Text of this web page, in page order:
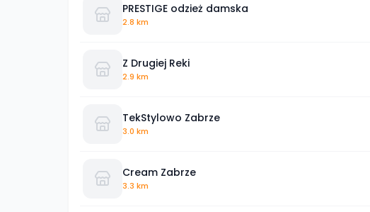
PRESTIGE odzież damska
2.8 km
Z Drugiej Reki
2.9 km
TekStylowo Zabrze
3.0 km
Cream Zabrze
3.3 km